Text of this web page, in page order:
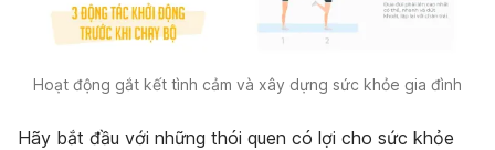
Hoạt động gắt kết tình cảm và xây dựng sức khỏe gia đình
Hãy bắt đầu với những thói quen có lợi cho sức khỏe